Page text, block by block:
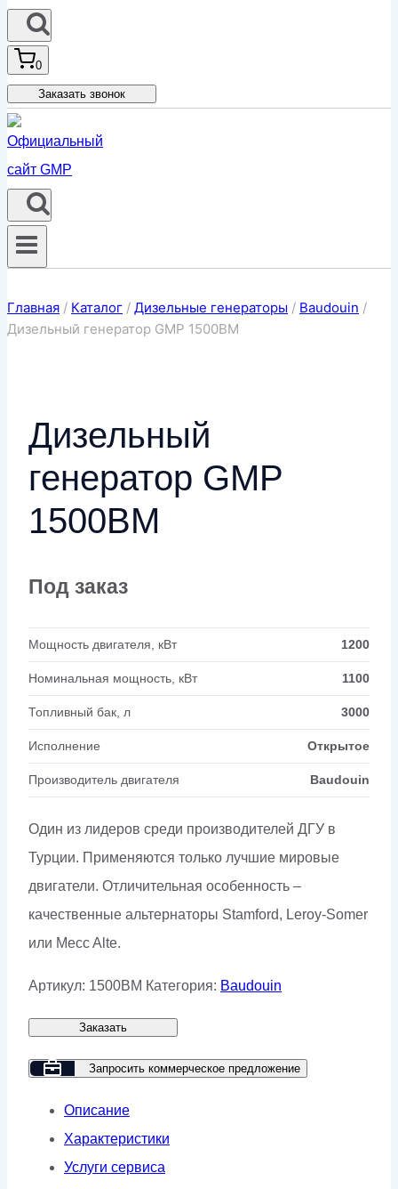
0
Заказать звонок
Главная / Каталог / Дизельные генераторы / Baudouin /
Дизельный генератор GMP 1500BM
Дизельный
генератор GMP
1500BM
Под заказ
Мощность двигателя, кВт 1200
Номинальная мощность, кВт 1100
Топливный бак, л 3000
Исполнение Открытое
Производитель двигателя Baudouin
Один из лидеров среди производителей ДГУ в
Турции. Применяются только лучшие мировые
двигатели. Отличительная особенность –
качественные альтернаторы Stamford, Leroy-Somer
или Mecc Alte.
Артикул: 1500BM Категория: Baudouin
Заказать
Запросить коммерческое предложение
Описание
Характеристики
Услуги сервиса